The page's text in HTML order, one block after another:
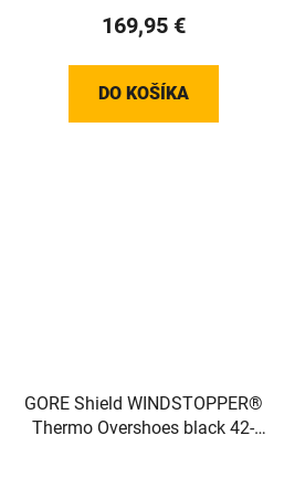
169,95 €
DO KOŠÍKA
GORE Shield WINDSTOPPER®
Thermo Overshoes black 42-